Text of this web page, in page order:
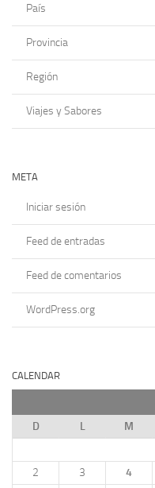
País
Provincia
Región
Viajes y Sabores
META
Iniciar sesión
Feed de entradas
Feed de comentarios
WordPress.org
CALENDAR
D
L M
2
3 4